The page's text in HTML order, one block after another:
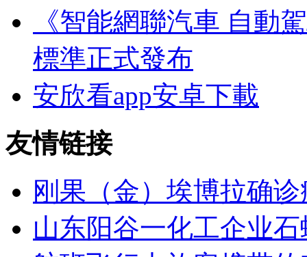
《智能網聯汽車 自動
標準正式發布
安欣看app安卓下載
友情链接
刚果（金）埃博拉确
山东阳谷一化工企业